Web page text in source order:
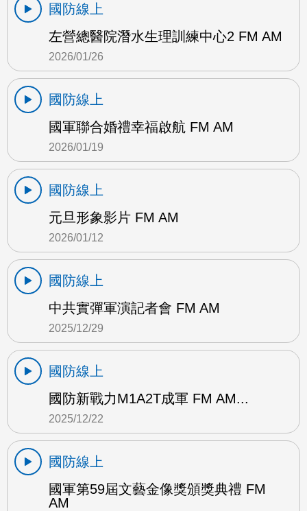
國防線上
左營總醫院潛水生理訓練中心2 FM AM
2026/01/26
國防線上
國軍聯合婚禮幸福啟航 FM AM
2026/01/19
國防線上
元旦形象影片 FM AM
2026/01/12
國防線上
中共實彈軍演記者會 FM AM
2025/12/29
國防線上
國防新戰力M1A2T成軍 FM AM...
2025/12/22
國防線上
國軍第59屆文藝金像獎頒獎典禮 FM
AM